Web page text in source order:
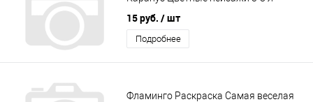
15 руб. / шт
Подробнее
Фламинго Раскраска Самая веселая